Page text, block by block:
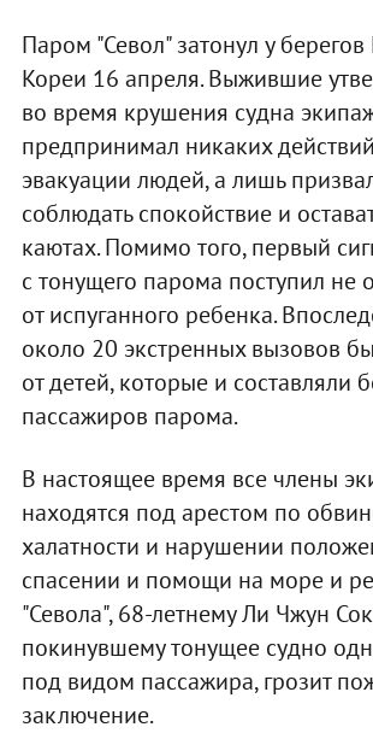
Паром "Севол" затонул у
Кореи 16 апреля. Выжившие
во время крушения судна
предпринимал никаких
эвакуации людей, а лишь
соблюдать спокойствие и
каютах. Помимо того, первый
с тонущего парома поступил не
от испуганного ребенка.
около 20 экстренных вызовов
от детей, которые и составляли
пассажиров парома.
В настоящее время все члены
находятся под арестом по
халатности и нарушении
спасении и помощи на море и
"Севола", 68-летнему Ли Чжун
покинувшему тонущее судно
под видом пассажира, грозит
заключение.